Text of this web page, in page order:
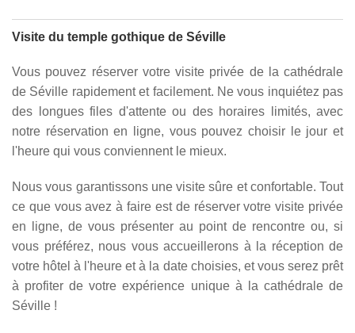
Visite du temple gothique de Séville
Vous pouvez réserver votre visite privée de la cathédrale
de Séville rapidement et facilement. Ne vous inquiétez pas
des longues files d'attente ou des horaires limités, avec
notre réservation en ligne, vous pouvez choisir le jour et
l'heure qui vous conviennent le mieux.
Nous vous garantissons une visite sûre et confortable. Tout
ce que vous avez à faire est de réserver votre visite privée
en ligne, de vous présenter au point de rencontre ou, si
vous préférez, nous vous accueillerons à la réception de
votre hôtel à l'heure et à la date choisies, et vous serez prêt
à profiter de votre expérience unique à la cathédrale de
Séville !